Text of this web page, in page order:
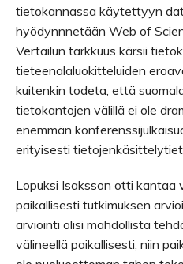
tietokannassa käytettyyn
hyödynnnetään Web of
Vertailun tarkkuus kärsii
tieteenalaluokitteluiden
kuitenkin todeta, että
tietokantojen välillä ei ole
enemmän
erityisesti
Lopuksi Isaksson otti kantaa
paikallisesti tutkimuksen
arviointi olisi mahdollista
välineellä paikallisesti, niin